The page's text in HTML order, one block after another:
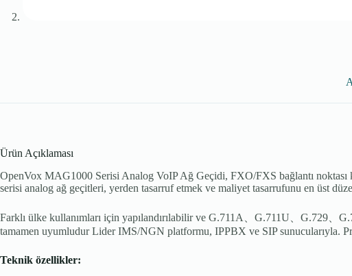
Ürün Açıklaması
OpenVox MAG1000 Serisi Analog VoIP Ağ Geçidi, FXO/FXS bağlantı noktası
serisi analog ağ geçitleri, yerden tasarruf etmek ve maliyet tasarrufunu en üst
Farklı ülke kullanımları için yapılandırılabilir ve G.711A、G.711U、G.729
tamamen uyumludur Lider IMS/NGN platformu, IPPBX ve SIP sunucularıyla.
Teknik özellikler: